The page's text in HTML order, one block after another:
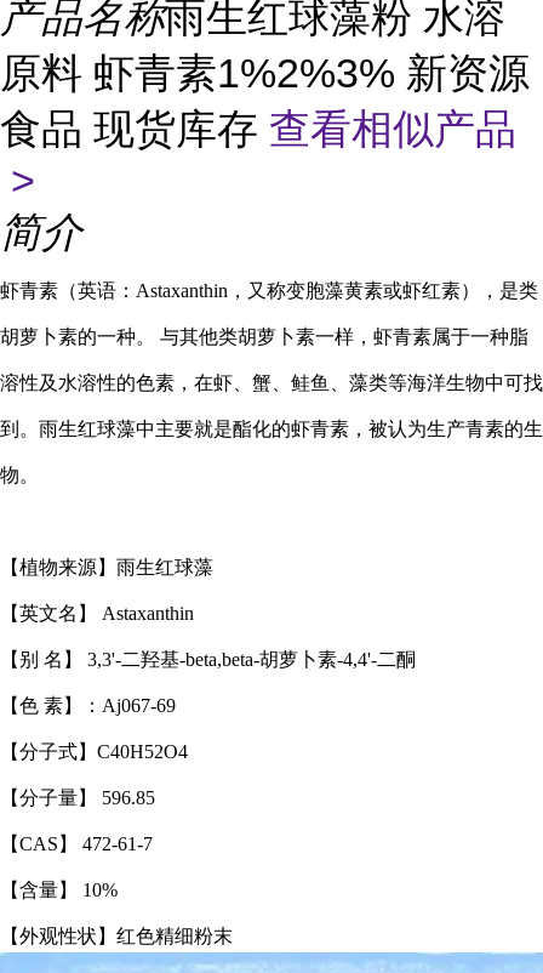
产品名称雨生红球藻粉 水溶
原料 虾青素1%2%3% 新资源
食品 现货库存 查看相似产品
>
简介
虾青素（英语：Astaxanthin，又称变胞藻黄素或虾红素），是类
胡萝卜素的一种。 与其他类胡萝卜素一样，虾青素属于一种脂
溶性及水溶性的色素，在虾、蟹、鲑鱼、藻类等海洋生物中可找
到。雨生红球藻中主要就是酯化的虾青素，被认为生产青素的生
物。
【植物来源】雨生红球藻
【英文名】 Astaxanthin
【别 名】 3,3'-二羟基-beta,beta-胡萝卜素-4,4'-二酮
【色 素】：Aj067-69
【分子式】C40H52O4
【分子量】 596.85
【CAS】 472-61-7
【含量】 10%
【外观性状】红色精细粉末